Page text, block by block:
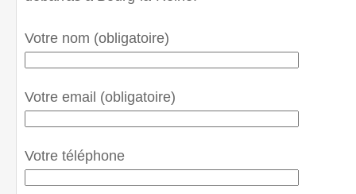
Votre nom (obligatoire)
Votre email (obligatoire)
Votre téléphone